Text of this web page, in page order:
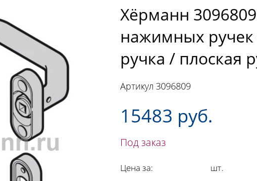
Хёрманн
нажимных ручек
ручка / плоская
Артикул 3096809
15483 руб.
Под заказ
Цена за: шт.